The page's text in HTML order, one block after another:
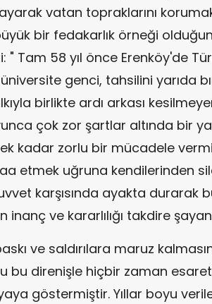
vatan topraklarını
bir fedakarlık örneği
" Tam 58 yıl önce Erenköy'de
genci, tahsilini yarıda
birlikte ardı arkası
çok zor şartlar altında bir
kadar zorlu bir mücadele
etmek uğruna kendilerinden
karşısında ayakta durarak
ve kararlılığı takdire
ve saldırılara maruz
bu direnişle hiçbir zaman esaret
göstermiştir. Yıllar boyu